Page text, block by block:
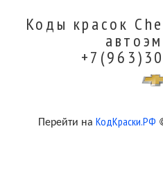
Коды красок
Перейти наКодКраски.РФ